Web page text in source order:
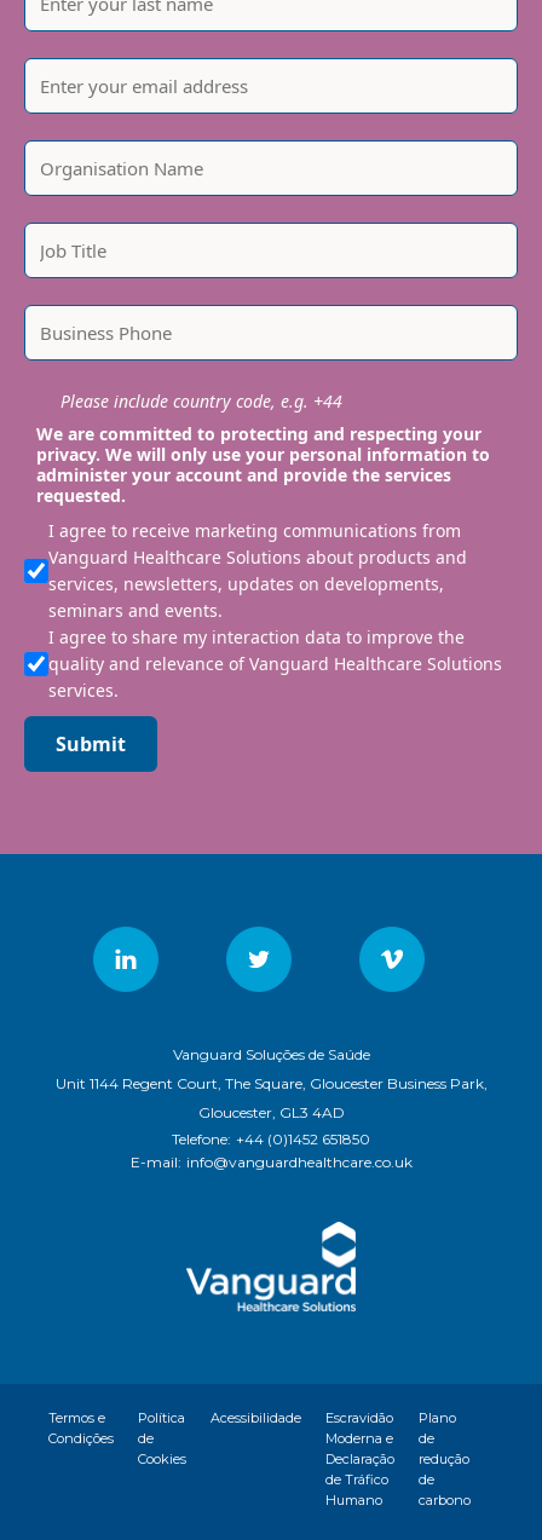
Please include country code, e.g. +44
We are committed to protecting and respecting your
privacy. We will only use your personal information to
administer your account and provide the services
requested.
I agree to receive marketing communications from
Vanguard Healthcare Solutions about products and
services, newsletters, updates on developments,
seminars and events.
I agree to share my interaction data to improve the
quality and relevance of Vanguard Healthcare Solutions
services.
Submit
Vanguard Soluções de Saúde
Unit 1144 Regent Court, The Square, Gloucester Business Park,
Gloucester, GL3 4AD
Telefone: +44 (0)1452 651850
E-mail: info@vanguardhealthcare.co.uk
Termos e
Condições
Política
de
Cookies
Acessibilidade
Escravidão
Moderna e
Declaração
de Tráfico
Humano
Plano
de
redução
de
carbono